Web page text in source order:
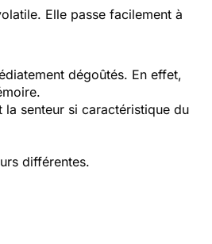
Elle passe facilement à
dégoûtés. En effet,
la senteur si caractéristique du
différentes.